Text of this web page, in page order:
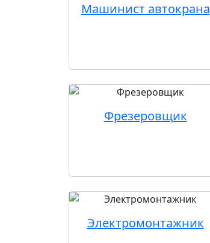
Машинист автокрана
Фрезеровщик
Электромонтажник